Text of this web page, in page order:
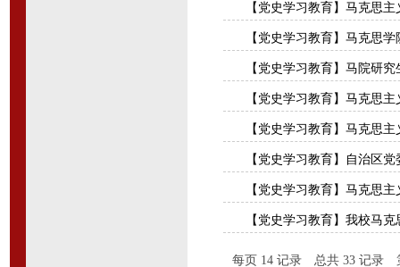
【党史学习教育】马克思
【党史学习教育】马克思
【党史学习教育】马院研
【党史学习教育】马克思
【党史学习教育】马克思
【党史学习教育】自治区
【党史学习教育】马克思
【党史学习教育】我校马
每页 14 记录 总共 33 记录